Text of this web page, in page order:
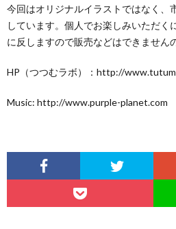
今回はオリジナルイラストではなく、
しています。個人でお楽しみいただく
に反しますので販売などはできません
HP（つつむラボ）：http://
Music: http://www.purple-planet.com